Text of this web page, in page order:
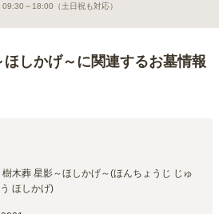
09:30～18:00 （土日祝も対応）
しかげ～ に関連するお墓情報
樹木葬 星影～ほしかげ～(ほんちょうじ じゅ
ほしかげ)